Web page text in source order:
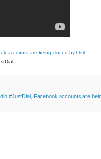
accounts-are-being-cloned-by.html
#JustDial , Facebook accounts are